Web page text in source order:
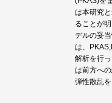
は本研究
ることが
デルの妥
は、
解析を行
は前方へ
弾性散乱